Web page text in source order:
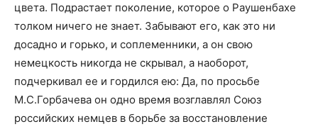
цвета. Подрастает поколение, которое о Раушенбахе
толком ничего не знает. Забывают его, как это ни
досадно и горько, и соплеменники, а он свою
немецкость никогда не скрывал, а наоборот,
подчеркивал ее и гордился ею: Да, по просьбе
М.С.Горбачева он одно время возглавлял Союз
российских немцев в борьбе за восстановление